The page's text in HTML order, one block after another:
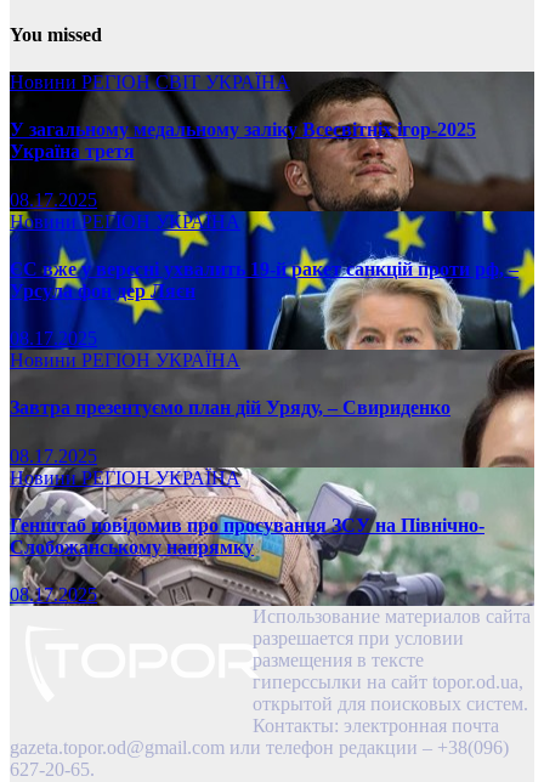
You missed
Новини РЕГІОНСВІТ УКРАЇНА
У загальному медальному заліку Всесвітніх ігор-2025
Україна третя
08.17.2025
НовиниРЕГІОН УКРАЇНА
ЄС вже у вересні ухвалить 19-й ракет санкцій проти рф, –
Урсула фон дер Ляєн
08.17.2025
Новини РЕГІОН УКРАЇНА
Завтра презентуємо план дій Уряду, – Свириденко
08.17.2025
НовиниРЕГІОНУКРАЇНА
Генштаб повідомив про просування ЗСУ на Північно-
Слобожанському напрямку
08.17.2025
Использование материалов сайта
разрешается при условии
размещения в тексте
гиперссылки на сайт topor.od.ua,
открытой для поисковых систем.
Контакты: электронная почта
gazeta.topor.od@gmail.com или телефон редакции – +38(096)
627-20-65.